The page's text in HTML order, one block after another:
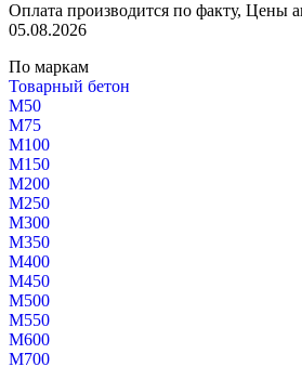
Оплата производится по факту, Цены
05.08.2026
По маркам
Товарный бетон
М50
М75
М100
М150
М200
М250
М300
М350
М400
М450
М500
М550
М600
М700